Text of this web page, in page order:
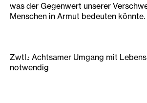
was der Gegenwert unserer
Menschen in Armut bedeuten könnte.
Zwtl.: Achtsamer Umgang mit
notwendig